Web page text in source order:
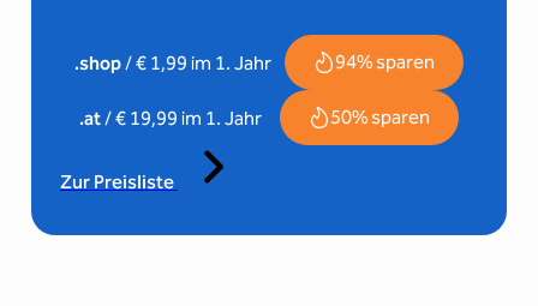
.shop/ € 1,99 im 1. Jahr 94% sparen
.at/ € 19,99 im 1. Jahr 50% sparen
Zur Preisliste